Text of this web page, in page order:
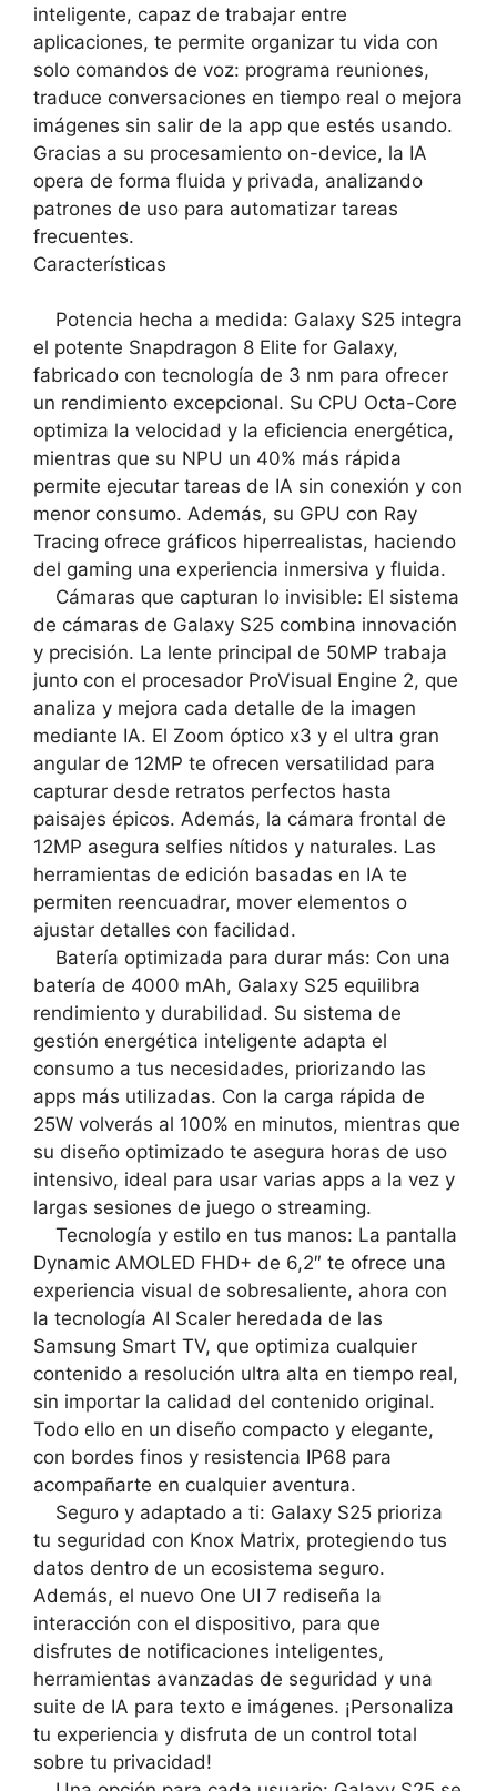
inteligente, capaz de trabajar entre
aplicaciones, te permite organizar tu vida con
solo comandos de voz: programa reuniones,
traduce conversaciones en tiempo real o mejora
imágenes sin salir de la app que estés usando.
Gracias a su procesamiento on-device, la IA
opera de forma fluida y privada, analizando
patrones de uso para automatizar tareas
frecuentes.
Características
Potencia hecha a medida: Galaxy S25 integra
el potente Snapdragon 8 Elite for Galaxy,
fabricado con tecnología de 3 nm para ofrecer
un rendimiento excepcional. Su CPU Octa-Core
optimiza la velocidad y la eficiencia energética,
mientras que su NPU un 40% más rápida
permite ejecutar tareas de IA sin conexión y con
menor consumo. Además, su GPU con Ray
Tracing ofrece gráficos hiperrealistas, haciendo
del gaming una experiencia inmersiva y fluida.
Cámaras que capturan lo invisible: El sistema
de cámaras de Galaxy S25 combina innovación
y precisión. La lente principal de 50MP trabaja
junto con el procesador ProVisual Engine 2, que
analiza y mejora cada detalle de la imagen
mediante IA. El Zoom óptico x3 y el ultra gran
angular de 12MP te ofrecen versatilidad para
capturar desde retratos perfectos hasta
paisajes épicos. Además, la cámara frontal de
12MP asegura selfies nítidos y naturales. Las
herramientas de edición basadas en IA te
permiten reencuadrar, mover elementos o
ajustar detalles con facilidad.
Batería optimizada para durar más: Con una
batería de 4000 mAh, Galaxy S25 equilibra
rendimiento y durabilidad. Su sistema de
gestión energética inteligente adapta el
consumo a tus necesidades, priorizando las
apps más utilizadas. Con la carga rápida de
25W volverás al 100% en minutos, mientras que
su diseño optimizado te asegura horas de uso
intensivo, ideal para usar varias apps a la vez y
largas sesiones de juego o streaming.
Tecnología y estilo en tus manos: La pantalla
Dynamic AMOLED FHD+ de 6,2″ te ofrece una
experiencia visual de sobresaliente, ahora con
la tecnología AI Scaler heredada de las
Samsung Smart TV, que optimiza cualquier
contenido a resolución ultra alta en tiempo real,
sin importar la calidad del contenido original.
Todo ello en un diseño compacto y elegante,
con bordes finos y resistencia IP68 para
acompañarte en cualquier aventura.
Seguro y adaptado a ti: Galaxy S25 prioriza
tu seguridad con Knox Matrix, protegiendo tus
datos dentro de un ecosistema seguro.
Además, el nuevo One UI 7 rediseña la
interacción con el dispositivo, para que
disfrutes de notificaciones inteligentes,
herramientas avanzadas de seguridad y una
suite de IA para texto e imágenes. ¡Personaliza
tu experiencia y disfruta de un control total
sobre tu privacidad!